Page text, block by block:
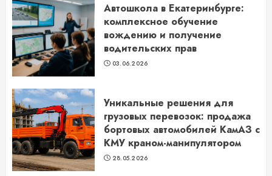
Автошкола в Екатеринбурге:
комплексное обучение
вождению и получение
водительских прав
03.06.2026
Уникальные решения для
грузовых перевозок: продажа
бортовых автомобилей КамАЗ с
КМУ краном-манипулятором
28.05.2026